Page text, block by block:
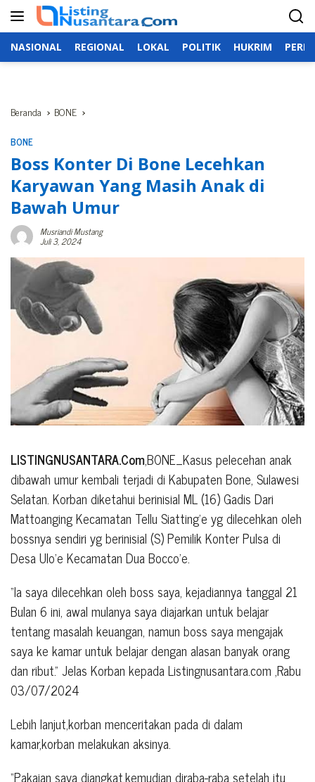
konten
NASIONAL REGIONAL LOKAL POLITIK HUKRIM
Beranda BONE
BONE
Boss Konter Di Bone Lecehkan
Karyawan Yang Masih Anak di
Bawah Umur
Musriandi Mustang
Juli 3, 2024
LISTINGNUSANTARA.Com,BONE_Kasus pelecehan anak
dibawah umur kembali terjadi di Kabupaten Bone, Sulawesi
Selatan. Korban diketahui berinisial ML (16) Gadis Dari
Mattoanging Kecamatan Tellu Siatting’e yg dilecehkan oleh
bossnya sendiri yg berinisial (S) Pemilik Konter Pulsa di
Desa Ulo’e Kecamatan Dua Bocco’e.
“Ia saya dilecehkan oleh boss saya, kejadiannya tanggal 21
Bulan 6 ini, awal mulanya saya diajarkan untuk belajar
tentang masalah keuangan, namun boss saya mengajak
saya ke kamar untuk belajar dengan alasan banyak orang
dan ribut.” Jelas Korban kepada Listingnusantara.com ,Rabu
03/07/2024
Lebih lanjut,korban menceritakan pada di dalam
kamar,korban melakukan aksinya.
“Pakaian saya diangkat,kemudian diraba-raba setelah itu